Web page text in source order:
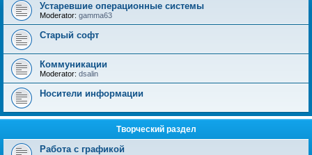
Устаревшие операционные системы
Moderator: gamma63
Старый софт
Коммуникации
Moderator: dsalin
Носители информации
Творческий раздел
Работа с графикой